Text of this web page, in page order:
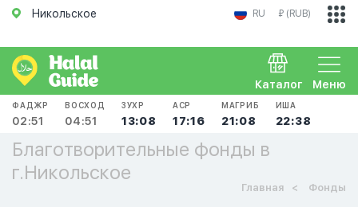
Никольское RU ₽ (RUB)
Меню
Каталог
ФАДЖР
02:51
ВОСХОД
04:51
ЗУХР
13:08
АСР
17:16
МАГРИБ
21:08
ИША
22:38
Благотворительные фонды в
г.Никольское
Главная Фонды